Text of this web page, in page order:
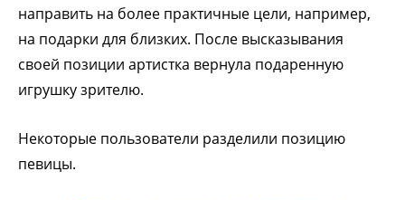
направить на более практичные цели, например,
на подарки для близких. После высказывания
своей позиции артистка вернула подаренную
игрушку зрителю.
Некоторые пользователи разделили позицию
певицы.